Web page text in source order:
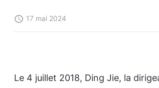
17 mai 2024
Le 4 juillet 2018, Ding Jie, la